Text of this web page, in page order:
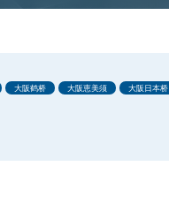
大阪鹤桥 大阪恵美须 大阪日本桥